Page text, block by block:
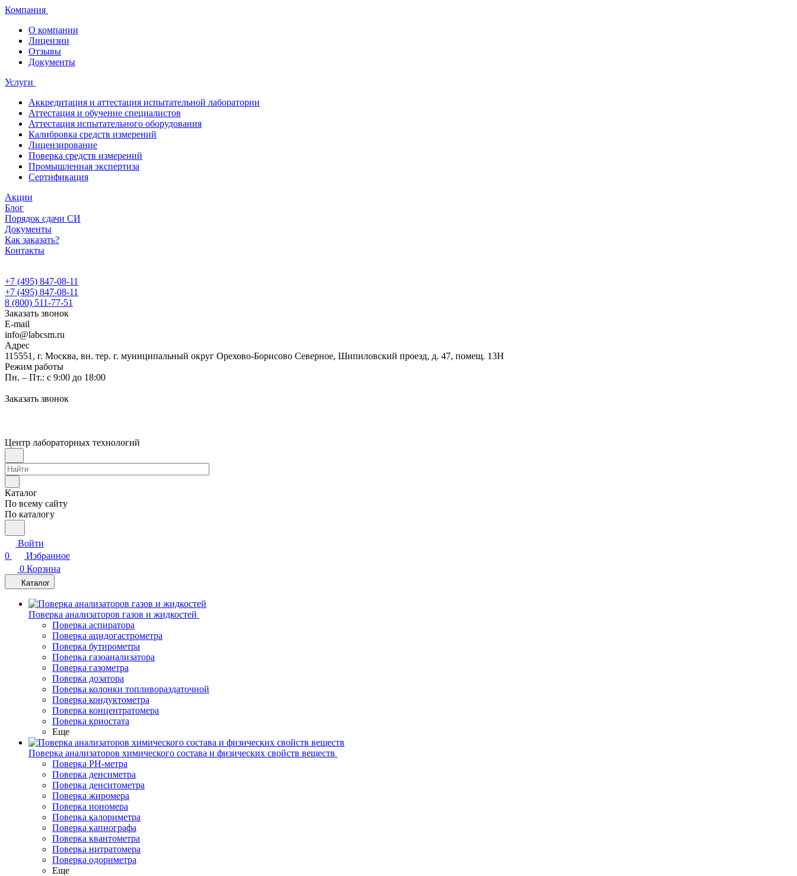
Компания
О компании
Лицензии
Отзывы
Документы
Услуги
Аккредитация и аттестация испытательной лаборатории
Аттестация и обучение специалистов
Аттестация испытательного оборудования
Калибровка средств измерений
Лицензирование
Поверка средств измерений
Промышленная экспертиза
Сертификация
Акции
Блог
Порядок сдачи СИ
Документы
Как заказать?
Контакты
+7 (495) 847-08-11
+7 (495) 847-08-11
8 (800) 511-77-51
Заказать звонок
E-mail
info@labcsm.ru
Адрес
115551, г. Москва, вн. тер. г. муниципальный округ Орехово-Борисово Северное, Шипиловский проезд, д. 47, помещ. 13Н
Режим работы
Пн. – Пт.: с 9:00 до 18:00
Заказать звонок
Центр лабораторных технологий
Каталог
По всему сайту
По каталогу
Войти
0
Избранное
0 Корзина
Каталог
Поверка анализаторов газов и жидкостей
Поверка аспиратора
Поверка ацидогастрометра
Поверка бутирометра
Поверка газоанализатора
Поверка газометра
Поверка дозатора
Поверка колонки топливораздаточной
Поверка кондуктометра
Поверка концентратомера
Поверка криостата
Еще
Поверка анализаторов химического состава и физических свойств веществ
Поверка PH-метра
Поверка денсиметра
Поверка денситометра
Поверка жиромера
Поверка иономера
Поверка калориметра
Поверка капнографа
Поверка квантометра
Поверка нитратомера
Поверка одориметра
Еще